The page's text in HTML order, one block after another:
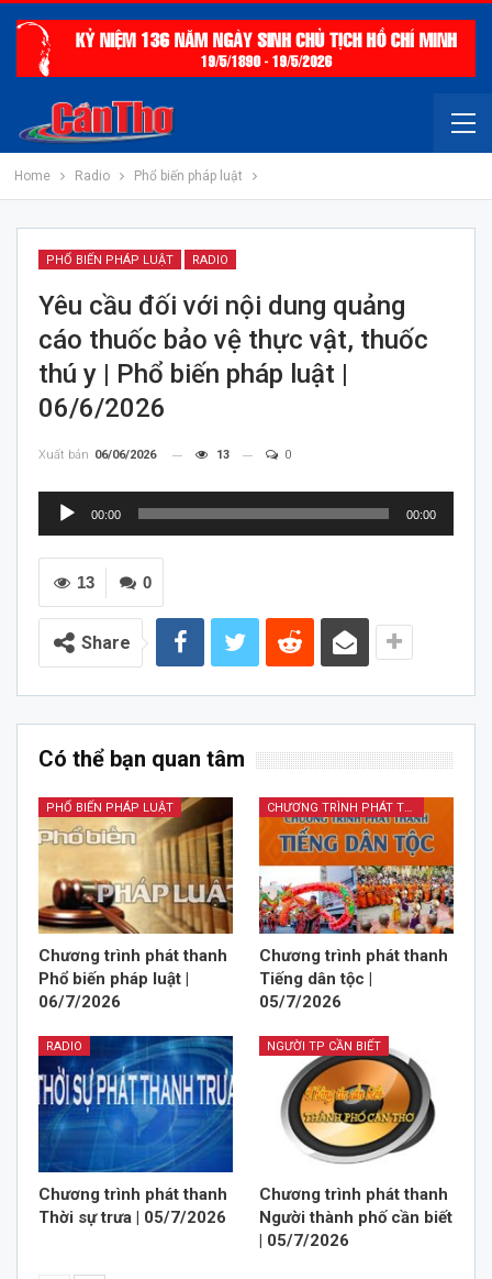
Home Radio Phổ biến pháp luật
PHỔ BIẾN PHÁP LUẬT RADIO
Yêu cầu đối với nội dung quảng
cáo thuốc bảo vệ thực vật, thuốc
thú y | Phổ biến pháp luật |
06/6/2026
Xuất bản 06/06/2026 13 0
Trình
Audio
00:00 00:00
0
13
Share
Có thể bạn quan tâm
PHỔ BIẾN PHÁP LUẬT
Chương trình phát thanh
Phổ biến pháp luật |
06/7/2026
CHƯƠNG TRÌNH PHÁT THANH TIẾNG DÂN TỘC
Chương trình phát thanh
Tiếng dân tộc |
05/7/2026
RADIO
Chương trình phát thanh
Thời sự trưa | 05/7/2026
NGƯỜI TP CẦN BIẾT
Chương trình phát thanh
Người thành phố cần biết
| 05/7/2026